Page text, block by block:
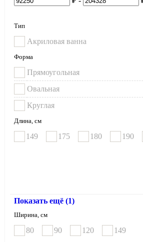
Тип
Акриловая ванна
Форма
Прямоугольная
Овальная
Круглая
Длина, см
149 175 180 190
Показать ещё (1)
Ширина, см
80 90 120 149